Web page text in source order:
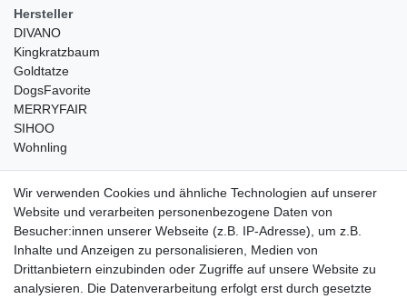
Hersteller
DIVANO
Kingkratzbaum
Goldtatze
DogsFavorite
MERRYFAIR
SIHOO
Wohnling
weitere Shops
traumlampen- Lampen und Kronleuchter
kinderwagencenter- Exklusive und günstige Kinderwagen
gastrogeraete24- alles für Gastronomie und Imbiss
soziale Medien
Wir verwenden Cookies und ähnliche Technologien auf unserer
Website und verarbeiten personenbezogene Daten von
Besucher:innen unserer Webseite (z.B. IP-Adresse), um z.B.
Inhalte und Anzeigen zu personalisieren, Medien von
Drittanbietern einzubinden oder Zugriffe auf unsere Website zu
analysieren. Die Datenverarbeitung erfolgt erst durch gesetzte